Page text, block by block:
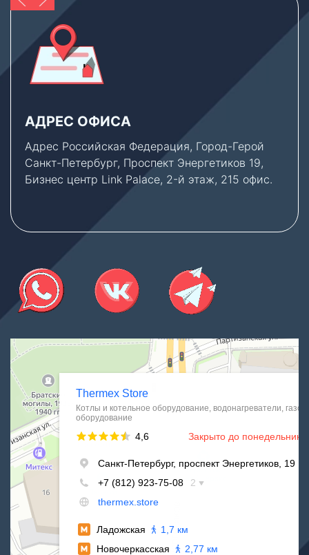
АДРЕС ОФИСА
Адрес Российская Федерация, Город-Герой
Санкт-Петербург, Проспект Энергетиков 19,
Бизнес центр Link Palace, 2-й этаж, 215 офис.
Thermex Store
Котлы и котельное оборудование в Санкт‑Петербурге
Водонагреватели в Санкт‑Петербурге